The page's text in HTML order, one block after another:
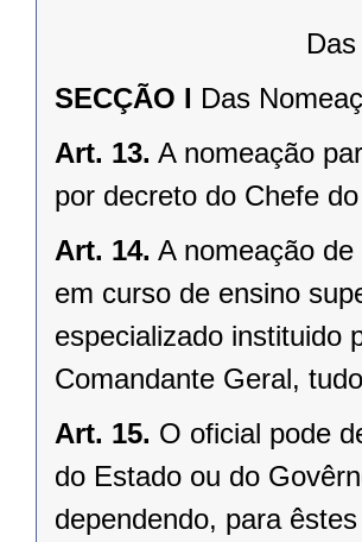
SECÇÃO I Das
Art. 13. A nomeação
por decreto do Chefe
Art. 14. A nomeação
em curso de ensino
especializado instituido
Comandante Geral,
Art. 15. O oficial pode
do Estado ou do
dependendo, para